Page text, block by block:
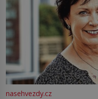
nasehvezdy.cz